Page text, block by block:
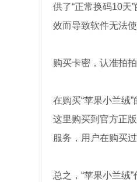
供了“正常换码10天
效而导致软件无法
购买卡密，认准拍
在购买“苹果小兰绒
这里购买到官方正
服务，用户在购买
总之，“苹果小兰绒